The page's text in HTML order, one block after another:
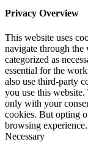
Privacy Overview
This website uses
navigate through the
categorized as
essential for the
also use third-party
you use this
only with your
cookies. But opting
browsing experience.
Necessary